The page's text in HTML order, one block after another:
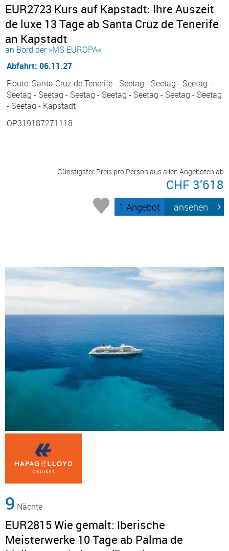
EUR2723 Kurs auf Kapstadt: Ihre Auszeit
de luxe 13 Tage ab Santa Cruz de Tenerife
an Kapstadt
an Bord der »MS EUROPA«
Abfahrt: 06.11.27
Route: Santa Cruz de Tenerife - Seetag - Seetag - Seetag -
Seetag - Seetag - Seetag - Seetag - Seetag - Seetag - Seetag
- Seetag - Kapstadt
OP319187271118
Günstigster Preis pro Person aus allen Angeboten ab
CHF 3’618
1 Angebot ansehen
9 Nächte
EUR2815 Wie gemalt: Iberische
Meisterwerke 10 Tage ab Palma de